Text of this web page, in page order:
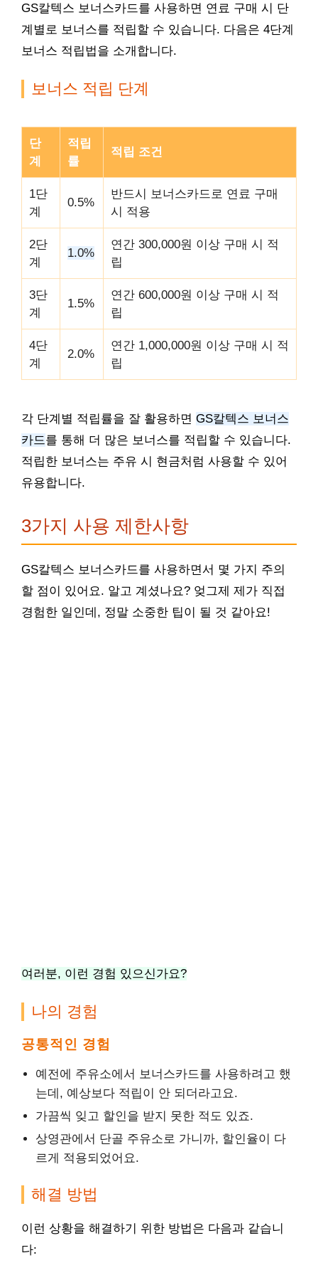
GS칼텍스 보너스카드를 사용하면 연료 구매 시 단
계별로 보너스를 적립할 수 있습니다. 다음은 4단계
보너스 적립법을 소개합니다.
보너스 적립 단계
단
계
적립
률
적립 조건
1단
계
0.5%
반드시 보너스카드로 연료 구매
시 적용
2단
계
1.0%
연간 300,000원 이상 구매 시 적
립
3단
계
1.5%
연간 600,000원 이상 구매 시 적
립
4단
계
2.0%
연간 1,000,000원 이상 구매 시 적
립
각 단계별 적립률을 잘 활용하면 GS칼텍스 보너스
카드를 통해 더 많은 보너스를 적립할 수 있습니다.
적립한 보너스는 주유 시 현금처럼 사용할 수 있어
유용합니다.
3가지 사용 제한사항
GS칼텍스 보너스카드를 사용하면서 몇 가지 주의
할 점이 있어요. 알고 계셨나요? 엊그제 제가 직접
경험한 일인데, 정말 소중한 팁이 될 것 같아요!
여러분, 이런 경험 있으신가요?
나의 경험
공통적인 경험
예전에 주유소에서 보너스카드를 사용하려고 했
는데, 예상보다 적립이 안 되더라고요.
가끔씩 잊고 할인을 받지 못한 적도 있죠.
상영관에서 단골 주유소로 가니까, 할인율이 다
르게 적용되었어요.
해결 방법
이런 상황을 해결하기 위한 방법은 다음과 같습니
다: